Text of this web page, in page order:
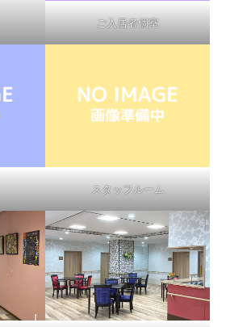
ご入居者個室
スタッフルーム